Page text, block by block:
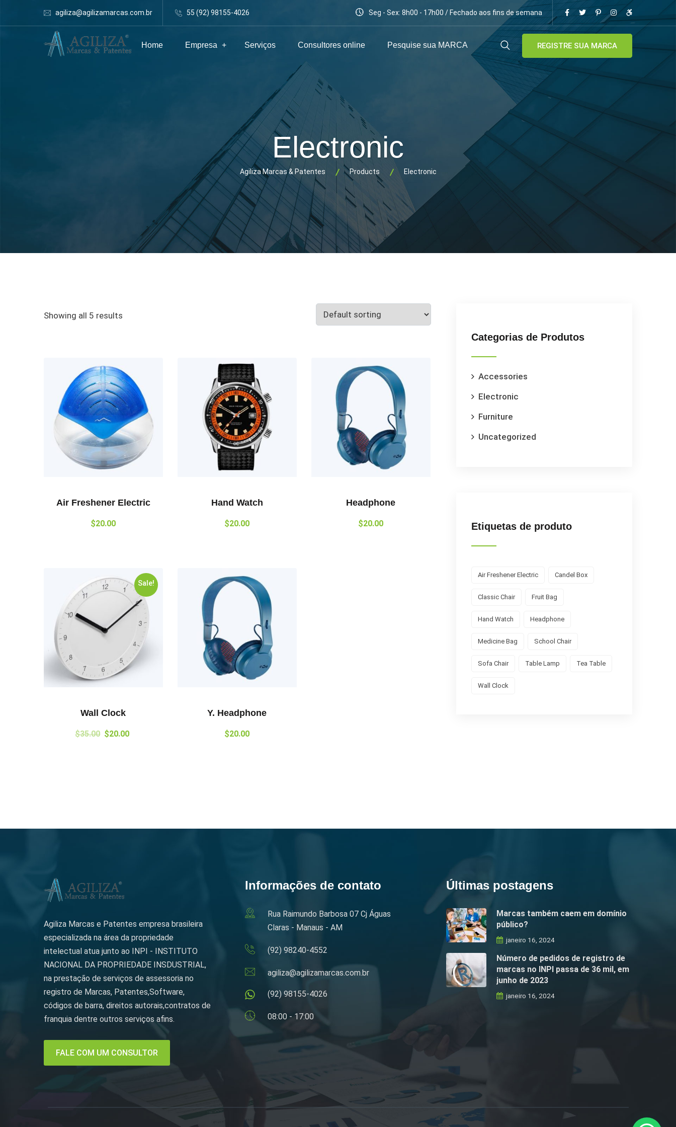
agiliza@agilizamarcas.com.br 55 (92) 98155-4026 Seg - Sex: 8h00 - 17h00 / Fechado aos fins de semana
Home Empresa Serviços Consultores online Pesquise sua MARCA REGISTRE SUA MARCA
Electronic
Agiliza Marcas & Patentes Products Electronic
Showing all 5 results
Air Freshener Electric
$20.00
Hand Watch
$20.00
Headphone
$20.00
Sale!
Wall Clock
$35.00 $20.00
Y. Headphone
$20.00
Categorias de Produtos
Accessories
Electronic
Furniture
Uncategorized
Etiquetas de produto
Air Freshener Electric Candel Box
Classic Chair Fruit Bag
Hand Watch Headphone
Medicine Bag School Chair
Sofa Chair Table Lamp Tea Table
Wall Clock
Agiliza Marcas e Patentes empresa brasileira
especializada na área da propriedade
intelectual atua junto ao INPI - INSTITUTO
NACIONAL DA PROPRIEDADE INSDUSTRIAL,
na prestação de serviços de assessoria no
registro de Marcas, Patentes,Software,
códigos de barra, direitos autorais,contratos de
franquia dentre outros serviços afins.
FALE COM UM CONSULTOR
Informações de contato
Rua Raimundo Barbosa 07 Cj Águas
Claras - Manaus - AM
(92) 98240-4552
agiliza@agilizamarcas.com.br
(92) 98155-4026
08:00 - 17:00
Últimas postagens
Marcas também caem em domínio
público?
janeiro 16, 2024
Número de pedidos de registro de
marcas no INPI passa de 36 mil, em
junho de 2023
janeiro 16, 2024